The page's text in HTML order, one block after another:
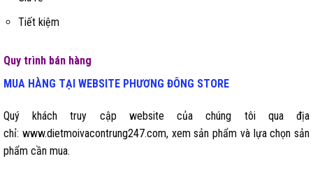
Tiết kiệm
Quy trình bán hàng
MUA HÀNG TẠI WEBSITE PHƯƠNG ĐÔNG STORE
Quý khách truy cập website của chúng tôi qua địa
chỉ: www.dietmoivacontrung247.com, xem sản phẩm và lựa chọn sản
phẩm cần mua.